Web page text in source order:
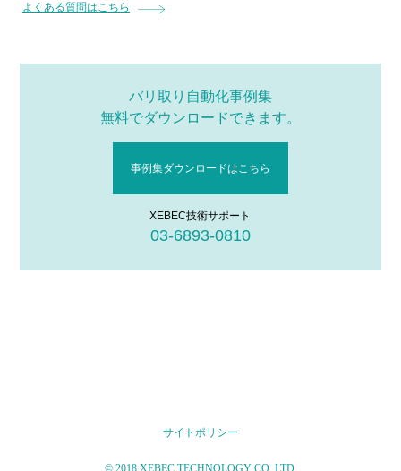
よくある質問はこちら
バリ取り自動化事例集
無料でダウンロードできます。
事例集ダウンロードはこちら
XEBEC技術サポート
03-6893-0810
サイトポリシー
© 2018 XEBEC TECHNOLOGY CO.,LTD.